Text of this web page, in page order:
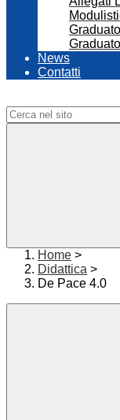
News
Contatti
Home >
Didattica >
De Pace 4.0